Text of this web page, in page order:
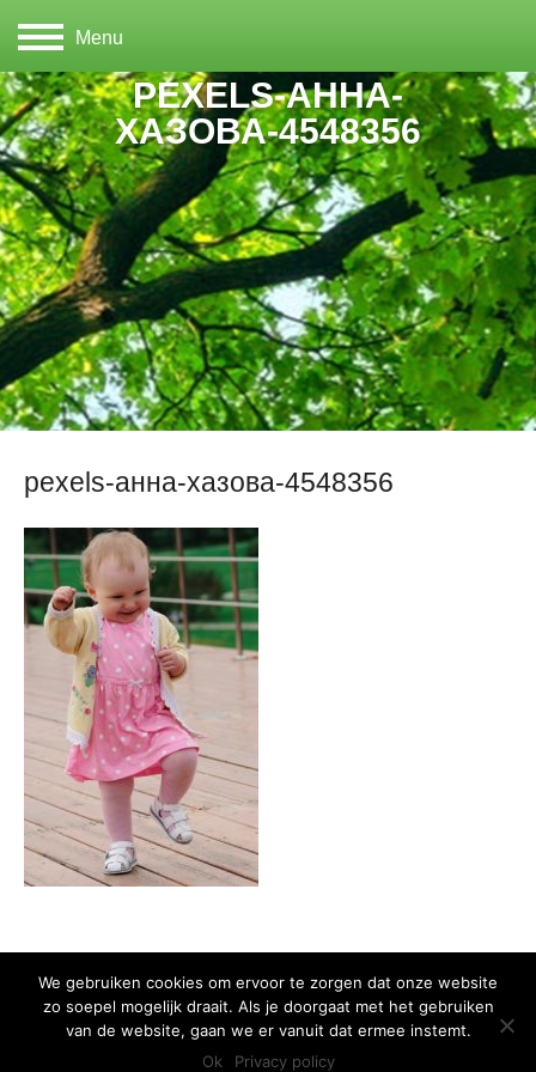
Menu
PEXELS-АННА-
ХАЗОВА-4548356
pexels-анна-хазова-4548356
Copyright 2015 Huis van het Kind - Alle rechten voorbehouden -Privacy
Ontwikkeld door Best4u Group B.V.B.A
We gebruiken cookies om ervoor te zorgen dat onze website
zo soepel mogelijk draait. Als je doorgaat met het gebruiken
van de website, gaan we er vanuit dat ermee instemt.
Ok
Privacy policy